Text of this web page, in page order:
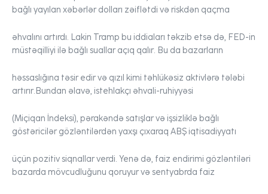
bağlı yayılan xəbərlər dolları zəiflətdi və riskdən qaçma
əhvalını artırdı. Lakin Tramp bu iddiaları təkzib etsə də, FED-in
müstəqilliyi ilə bağlı suallar açıq qalır. Bu da bazarların
həssaslığına təsir edir və qızıl kimi təhlükəsiz aktivlərə tələbi
artırır.Bundan əlavə, istehlakçı əhvali-ruhiyyəsi
(Miçiqan İndeksi), pərakəndə satışlar və işsizliklə bağlı
göstəricilər gözləntilərdən yaxşı çıxaraq ABŞ iqtisadiyyatı
üçün pozitiv siqnallar verdi. Yenə də, faiz endirimi gözləntiləri
bazarda mövcudluğunu qoruyur və sentyabrda faiz